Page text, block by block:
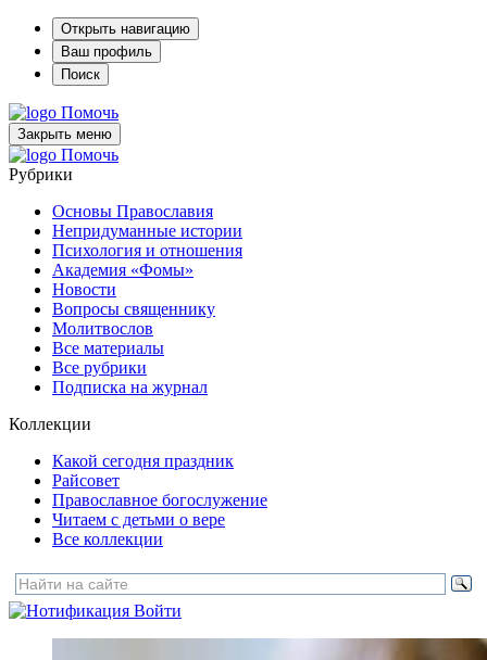
Открыть навигацию
Ваш профиль
Поиск
Помочь
Закрыть меню
Помочь
Рубрики
Основы Православия
Непридуманные истории
Психология и отношения
Академия «Фомы»
Новости
Вопросы священнику
Молитвослов
Все материалы
Все рубрики
Подписка на журнал
Коллекции
Какой сегодня праздник
Райсовет
Православное богослужение
Читаем с детьми о вере
Все коллекции
Войти